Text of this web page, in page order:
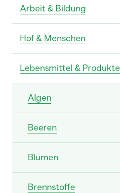
Arbeit & Bildung
Hof & Menschen
Lebensmittel & Produkte
Algen
Beeren
Blumen
Brennstoffe